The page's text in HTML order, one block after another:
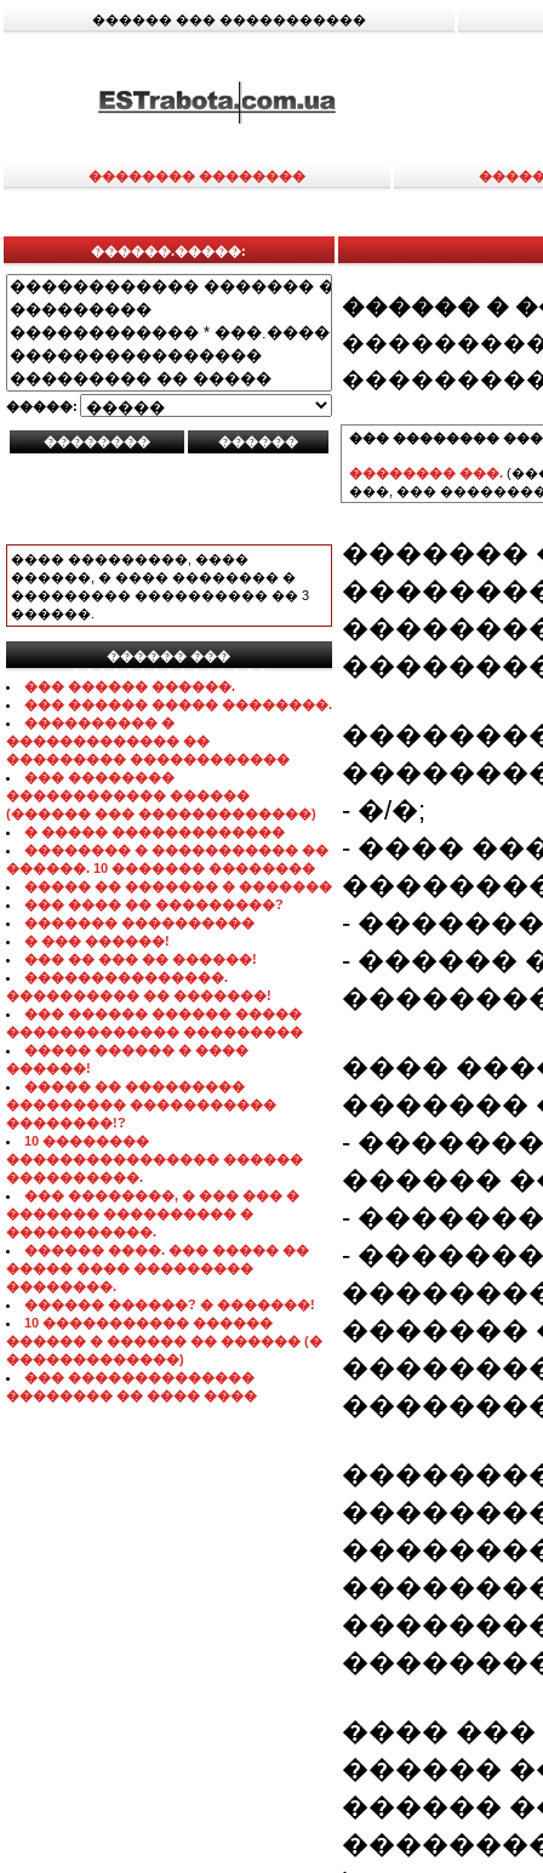
������ ��� �����������
�������� ��������
������.�����:
�����:
���� ���������, ����
������, � ���� �������� �
��������� ���������� �� 3
������.
������ ���
���������������
��� ������ ������.
��� ������ ����� ��������.
���������� �
������������� ��
��������� ������������
��� ��������
������������ ������
(������ ��� �������������)
� ����� �������������
�������� � ����������� ��
������. 10 ������� ��������
����� �� ������� � �������
��� ���� �� ���������?
������� ����������
� ��� ������!
��� �� ��� �� ������!
���������������.
���������� �� �������!
��� ������ ������ �����
������������� ���������
����� ������ � ����
������!
����� �� ���������
��������� �����������
��������!?
10 ��������
���������������� ������
����������.
��� ��������, � ��� ��� �
������� ���������� �
�����������.
������ ����. ��� ����� ��
����� ���� ���������
��������.
������ ������? � �������!
10 ����������� ������
������ � ������ �� ������ (�
�������������)
��� ��������������
�������� �� ���� ����
������ �
��� ��������
�������� ���.
���, ���
�������
- �/�;
- ����
- �������
- ������
����
�������
-
������
-
-
�������
����
������
������